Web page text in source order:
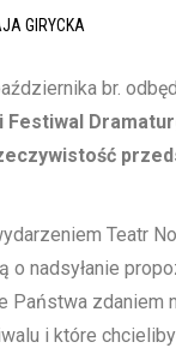
GIRYCKA
br.
Festiwal
Teatr
o nadsyłanie
Państwa zdaniem
i które